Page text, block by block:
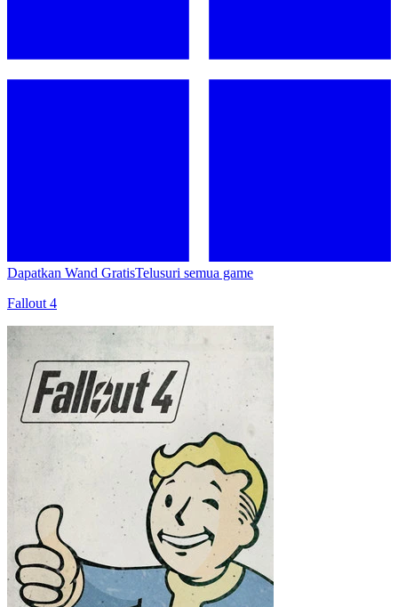
Dapatkan Wand GratisTelusuri semua game
Fallout 4